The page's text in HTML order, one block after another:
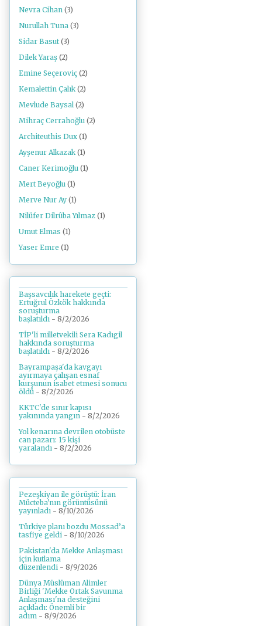
Nevra Cihan (3)
Nurullah Tuna (3)
Sidar Basut (3)
Dilek Yaraş (2)
Emine Seçeroviç (2)
Kemalettin Çalık (2)
Mevlude Baysal (2)
Mihraç Cerrahoğlu (2)
Architeuthis Dux (1)
Ayşenur Alkazak (1)
Caner Kerimoğlu (1)
Mert Beyoğlu (1)
Merve Nur Ay (1)
Nilüfer Dilrûba Yılmaz (1)
Umut Elmas (1)
Yaser Emre (1)
Başsavcılık harekete geçti:
Ertuğrul Özkök hakkında
soruşturma
başlatıldı - 8/2/2026
TİP'li milletvekili Sera Kadıgil
hakkında soruşturma
başlatıldı - 8/2/2026
Bayrampaşa'da kavgayı
ayırmaya çalışan esnaf
kurşunun isabet etmesi sonucu
öldü - 8/2/2026
KKTC'de sınır kapısı
yakınında yangın - 8/2/2026
Yol kenarına devrilen otobüste
can pazarı: 15 kişi
yaralandı - 8/2/2026
Pezeşkiyan ile görüştü: İran
Mücteba'nın görüntüsünü
yayınladı - 8/10/2026
Türkiye planı bozdu Mossad’a
tasfiye geldi - 8/10/2026
Pakistan'da Mekke Anlaşması
için kutlama
düzenlendi - 8/9/2026
Dünya Müslüman Alimler
Birliği 'Mekke Ortak Savunma
Anlaşması'na desteğini
açıkladı: Önemli bir
adım - 8/9/2026